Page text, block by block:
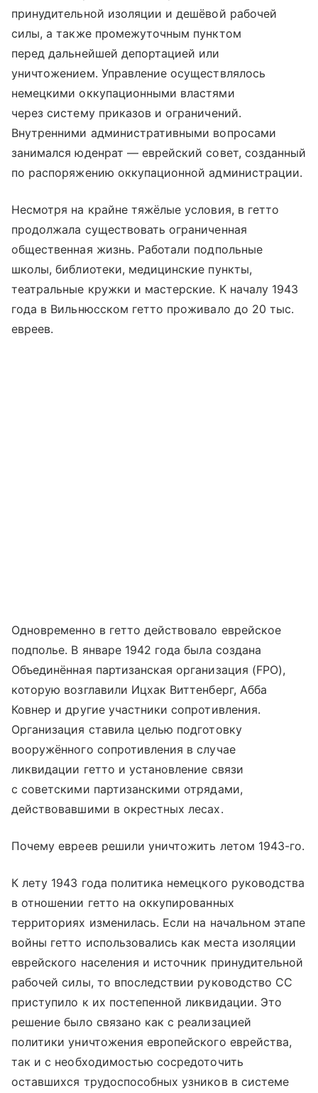
принудительной изоляции и дешёвой рабочей
силы, а также промежуточным пунктом
перед дальнейшей депортацией или
уничтожением. Управление осуществлялось
немецкими оккупационными властями
через систему приказов и ограничений.
Внутренними административными вопросами
занимался юденрат — еврейский совет, созданный
по распоряжению оккупационной администрации.
Несмотря на крайне тяжёлые условия, в гетто
продолжала существовать ограниченная
общественная жизнь. Работали подпольные
школы, библиотеки, медицинские пункты,
театральные кружки и мастерские. К началу 1943
года в Вильнюсском гетто проживало до 20 тыс.
евреев.
Одновременно в гетто действовало еврейское
подполье. В январе 1942 года была создана
Объединённая партизанская организация (FPO),
которую возглавили Ицхак Виттенберг, Абба
Ковнер и другие участники сопротивления.
Организация ставила целью подготовку
вооружённого сопротивления в случае
ликвидации гетто и установление связи
с советскими партизанскими отрядами,
действовавшими в окрестных лесах.
Почему евреев решили уничтожить летом 1943-го.
К лету 1943 года политика немецкого руководства
в отношении гетто на оккупированных
территориях изменилась. Если на начальном этапе
войны гетто использовались как места изоляции
еврейского населения и источник принудительной
рабочей силы, то впоследствии руководство СС
приступило к их постепенной ликвидации. Это
решение было связано как с реализацией
политики уничтожения европейского еврейства,
так и с необходимостью сосредоточить
оставшихся трудоспособных узников в системе